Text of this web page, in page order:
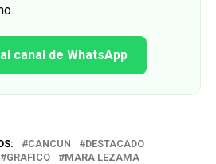
canal de WhatsApp
CANCUN
DESTACADO
GRAFICO MARA LEZAMA